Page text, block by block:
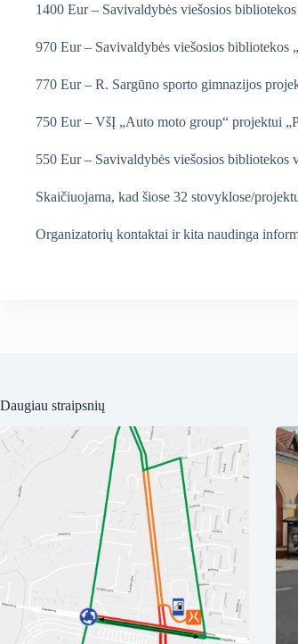
1400 Eur – Savivaldybės viešosios
970 Eur – Savivaldybės viešosios bibliotekos
770 Eur – R. Sargūno sporto gimnazijos
750 Eur – VšĮ „Auto moto group“ projektui
550 Eur – Savivaldybės viešosios
Skaičiuojama, kad šiose 32 stovyklose/
Organizatorių kontaktai ir kita naudinga
Daugiau straipsnių